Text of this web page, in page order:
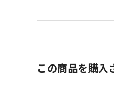
この商品を購入